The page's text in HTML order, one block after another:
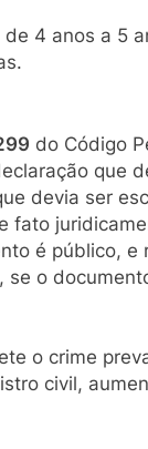
4 anos a 5
do Código
que
devia ser
fato
é público, e
o
o crime
civil,